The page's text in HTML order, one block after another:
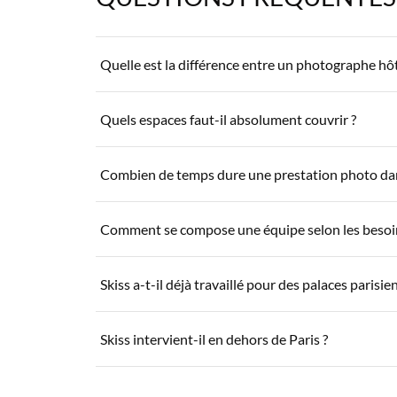
Quelle est la différence entre un photographe
l'ambiance, la gastronomie, l'accueil. L'objectif
Quels espaces faut-il absolument couvrir ?
même soin photographique.
Combien de temps dure une prestation photo
sein des établissements.
Comment se compose une équipe selon les
Skiss a-t-il déjà travaillé pour des palaces
Skiss intervient-il en dehors de Paris ?